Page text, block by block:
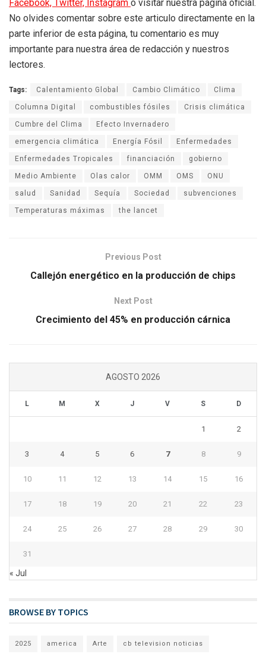
Facebook, Twitter, Instagram o visitar nuestra página oficial.
No olvides comentar sobre este articulo directamente en la
parte inferior de esta página, tu comentario es muy
importante para nuestra área de redacción y nuestros
lectores.
Tags: Calentamiento Global Cambio Climático Clima
Columna Digital combustibles fósiles Crisis climática
Cumbre del Clima Efecto Invernadero
emergencia climática Energía Fósil Enfermedades
Enfermedades Tropicales financiación gobierno
Medio Ambiente Olas calor OMM OMS ONU
salud Sanidad Sequía Sociedad subvenciones
Temperaturas máximas the lancet
Previous Post
Callejón energético en la producción de chips
Next Post
Crecimiento del 45% en producción cárnica
AGOSTO 2026
L M X J V S D
1 2
3 4 5 6 7 8 9
10 11 12 13 14 15 16
17 18 19 20 21 22 23
24 25 26 27 28 29 30
31
« Jul
BROWSE BY TOPICS
2025 america Arte cb television noticias